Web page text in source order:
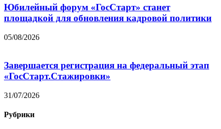
Юбилейный форум «ГосСтарт» станет
площадкой для обновления кадровой политики
05/08/2026
Завершается регистрация на федеральный этап
«ГосСтарт.Стажировки»
31/07/2026
Рубрики